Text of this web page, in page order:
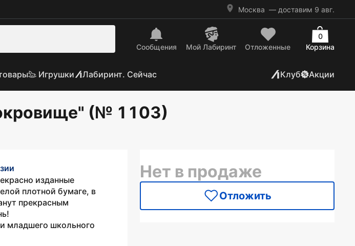
Москва — доставим 9 авг.
Сообщения Mой Лабиринт Отложенные Корзина
0
Игрушки Лабиринт. Сейчас Клуб Акции
(№ 1103)
изданные
плотной бумаге, в
прекрасным
младшего школьного
Нет в продаже
Отложить